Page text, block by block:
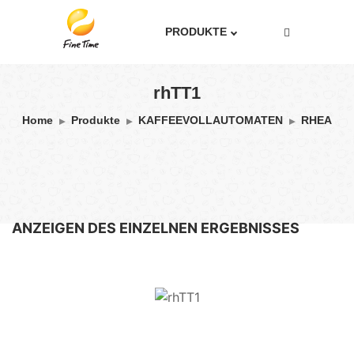
PRODUKTE
rhTT1
Home Produkte KAFFEEVOLLAUTOMATEN RHEA
ANZEIGEN DES EINZELNEN ERGEBNISSES